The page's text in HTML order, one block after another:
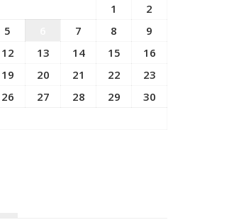
1
2
5 7 8
9
12 13 14 15
16
19 20 21 22
23
26 27 28 29
30